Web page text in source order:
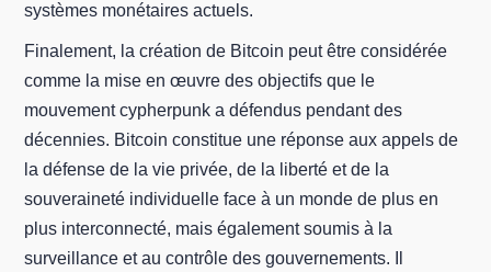
systèmes monétaires actuels.
Finalement, la création de Bitcoin peut être considérée
comme la mise en œuvre des objectifs que le
mouvement cypherpunk a défendus pendant des
décennies. Bitcoin constitue une réponse aux appels de
la défense de la vie privée, de la liberté et de la
souveraineté individuelle face à un monde de plus en
plus interconnecté, mais également soumis à la
surveillance et au contrôle des gouvernements. Il